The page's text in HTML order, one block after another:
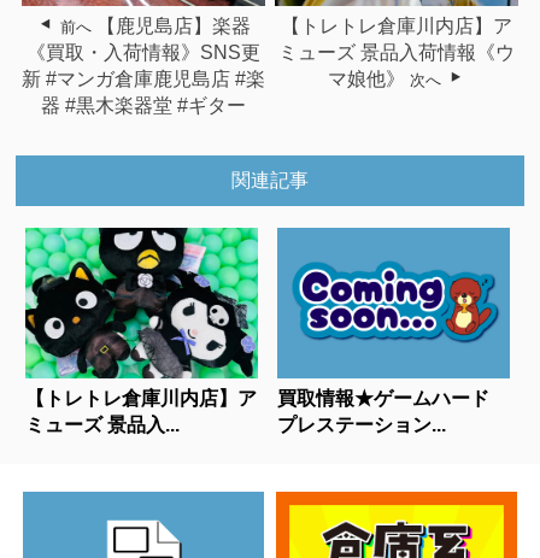
前へ
【鹿児島店】楽器
《買取・入荷情報》SNS更
新 #マンガ倉庫鹿児島店 #楽
器 #黒木楽器堂 #ギター
【トレトレ倉庫川内店】ア
ミューズ 景品入荷情報《ウ
マ娘他》
次へ
関連記事
【トレトレ倉庫川内店】ア
ミューズ 景品入...
買取情報★ゲームハード
プレステーション...